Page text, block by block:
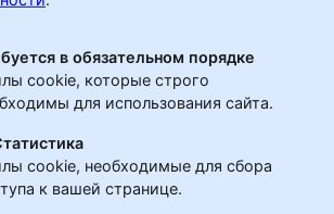
в обязательном порядке
cookie, которые строго
для использования сайта.
cookie, необходимые для сбора
к вашей странице.